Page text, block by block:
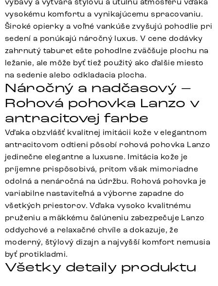
vysokému komfortu a vynikajúcemu spracovaniu.
Široké opierky a voľné vankúše zvyšujú pohodlie pri
sedení a ponúkajú náročný luxus. V cene dodávky
zahrnutý taburet ešte pohodlne zväčšuje plochu na
ležanie, ale môže byť tiež použitý ako ďalšie miesto
na sedenie alebo odkladacia plocha.
Náročný a nadčasový –
Rohová pohovka Lanzo v
antracitovej farbe
Vďaka obzvlášť kvalitnej imitácii kože v elegantnom
antracitovom odtieni pôsobí rohová pohovka Lanzo
jedinečne elegantne a luxusne. Imitácia kože je
príjemne prispôsobivá, pritom však mimoriadne
odolná a nenáročná na údržbu. Rohová pohovka je
variabilne nastaviteľná a výborne zapadne do
všetkých priestorov. Vďaka vysoko kvalitnému
pruženiu a mäkkému čalúneniu zabezpečuje Lanzo
oddychové a relaxačné chvíle a dokazuje, že
moderný, štýlový dizajn a najvyšší komfort nemusia
byť protikladmi.
Všetky detaily produktu